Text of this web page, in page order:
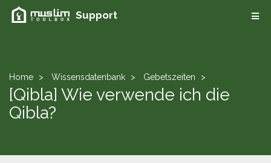
Support
Home Wissensdatenbank Gebetszeiten
[Qibla] Wie verwende ich die
Qibla?